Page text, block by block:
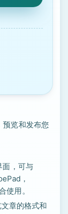
预览和发布您
，可与
，
使用。
章的格式和